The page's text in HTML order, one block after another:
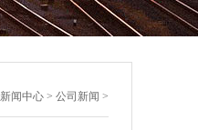
新闻中心 > 公司新闻 >